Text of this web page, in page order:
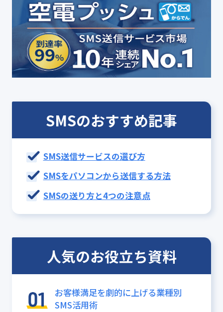
SMSのおすすめ記事
SMS送信サービスの選び方
SMSをパソコンから送信する方法
SMSの送り方と4つの注意点
人気のお役立ち資料
お客様満足を劇的に上げる業種別
SMS活用術